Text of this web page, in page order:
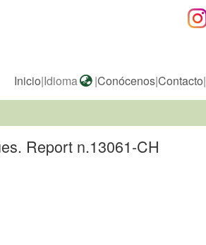
Inicio|Idioma |Conócenos|Contacto|
Report n.13061-CH